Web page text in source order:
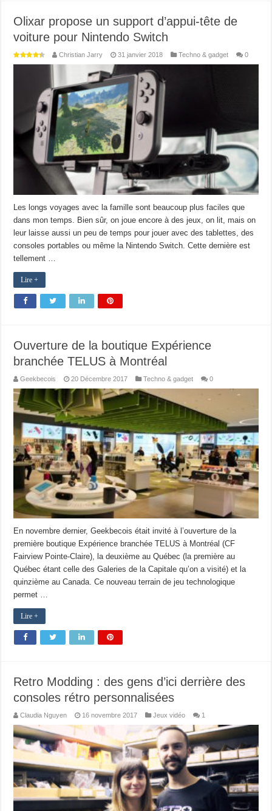
Olixar propose un support d’appui-tête de
voiture pour Nintendo Switch
Christian Jarry 31 janvier 2018 Techno & gadget 0
Les longs voyages avec la famille sont beaucoup plus faciles que
dans mon temps. Bien sûr, on joue encore à des jeux, on lit, mais on
leur laisse aussi un peu de temps pour jouer avec des tablettes, des
consoles portables ou même la Nintendo Switch. Cette dernière est
tellement …
Lire +
Ouverture de la boutique Expérience
branchée TELUS à Montréal
Geekbecois 20 Décembre 2017 Techno & gadget 0
En novembre dernier, Geekbecois était invité à l’ouverture de la
première boutique Expérience branchée TELUS à Montréal (CF
Fairview Pointe-Claire), la deuxième au Québec (la première au
Québec étant celle des Galeries de la Capitale qu’on a visité) et la
quinzième au Canada. Ce nouveau terrain de jeu technologique
permet …
Lire +
Retro Modding : des gens d’ici derrière des
consoles rétro personnalisées
Claudia Nguyen 16 novembre 2017 Jeux vidéo 1